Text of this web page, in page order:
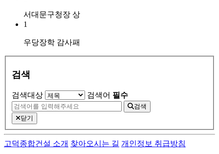
서대문구청장 상
1
우당장학 감사패
검색
검색대상 검색어 필수
검색
닫기
고덕종합건설 소개 찾아오시는 길 개인정보 취급방침